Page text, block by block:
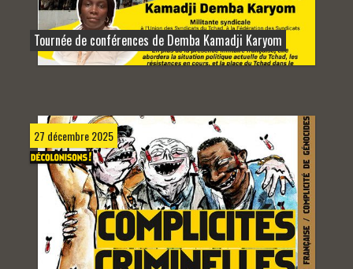
Tournée de conférences de Demba Kamadji Karyom
27 décembre 2025